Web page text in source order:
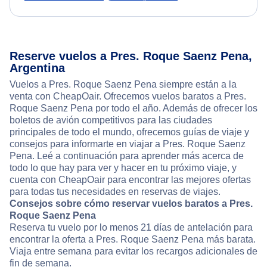
Reserve vuelos a Pres. Roque Saenz Pena,
Argentina
Vuelos a Pres. Roque Saenz Pena siempre están a la
venta con CheapOair. Ofrecemos vuelos baratos a Pres.
Roque Saenz Pena por todo el año. Además de ofrecer los
boletos de avión competitivos para las ciudades
principales de todo el mundo, ofrecemos guías de viaje y
consejos para informarte en viajar a Pres. Roque Saenz
Pena. Leé a continuación para aprender más acerca de
todo lo que hay para ver y hacer en tu próximo viaje, y
cuenta con CheapOair para encontrar las mejores ofertas
para todas tus necesidades en reservas de viajes.
Consejos sobre cómo reservar vuelos baratos a Pres.
Roque Saenz Pena
Reserva tu vuelo por lo menos 21 días de antelación para
encontrar la oferta a Pres. Roque Saenz Pena más barata.
Viaja entre semana para evitar los recargos adicionales de
fin de semana.